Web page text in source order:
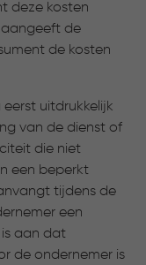
deze kosten
de
de kosten
uitdrukkelijk
van de dienst of
die niet
een beperkt
tijdens de
een
aan dat
de ondernemer is